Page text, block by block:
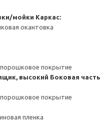
мойки Каркас:
окантовка
покрытие
высокий Боковая часть
покрытие
пленка